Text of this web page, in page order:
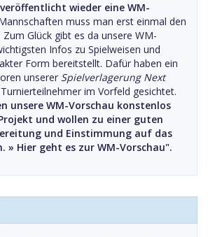
wieder eine WM-
muss man erst einmal den
Glück gibt es da unsere WM-
Infos zu Spielweisen und
Form bereitstellt. Dafür haben ein
unserer Spielverlagerung Next
im Vorfeld gesichtet.
unsere WM-Vorschau konstenlos
und wollen zu einer guten
und Einstimmung auf das
» Hier geht es zur WM-Vorschau".